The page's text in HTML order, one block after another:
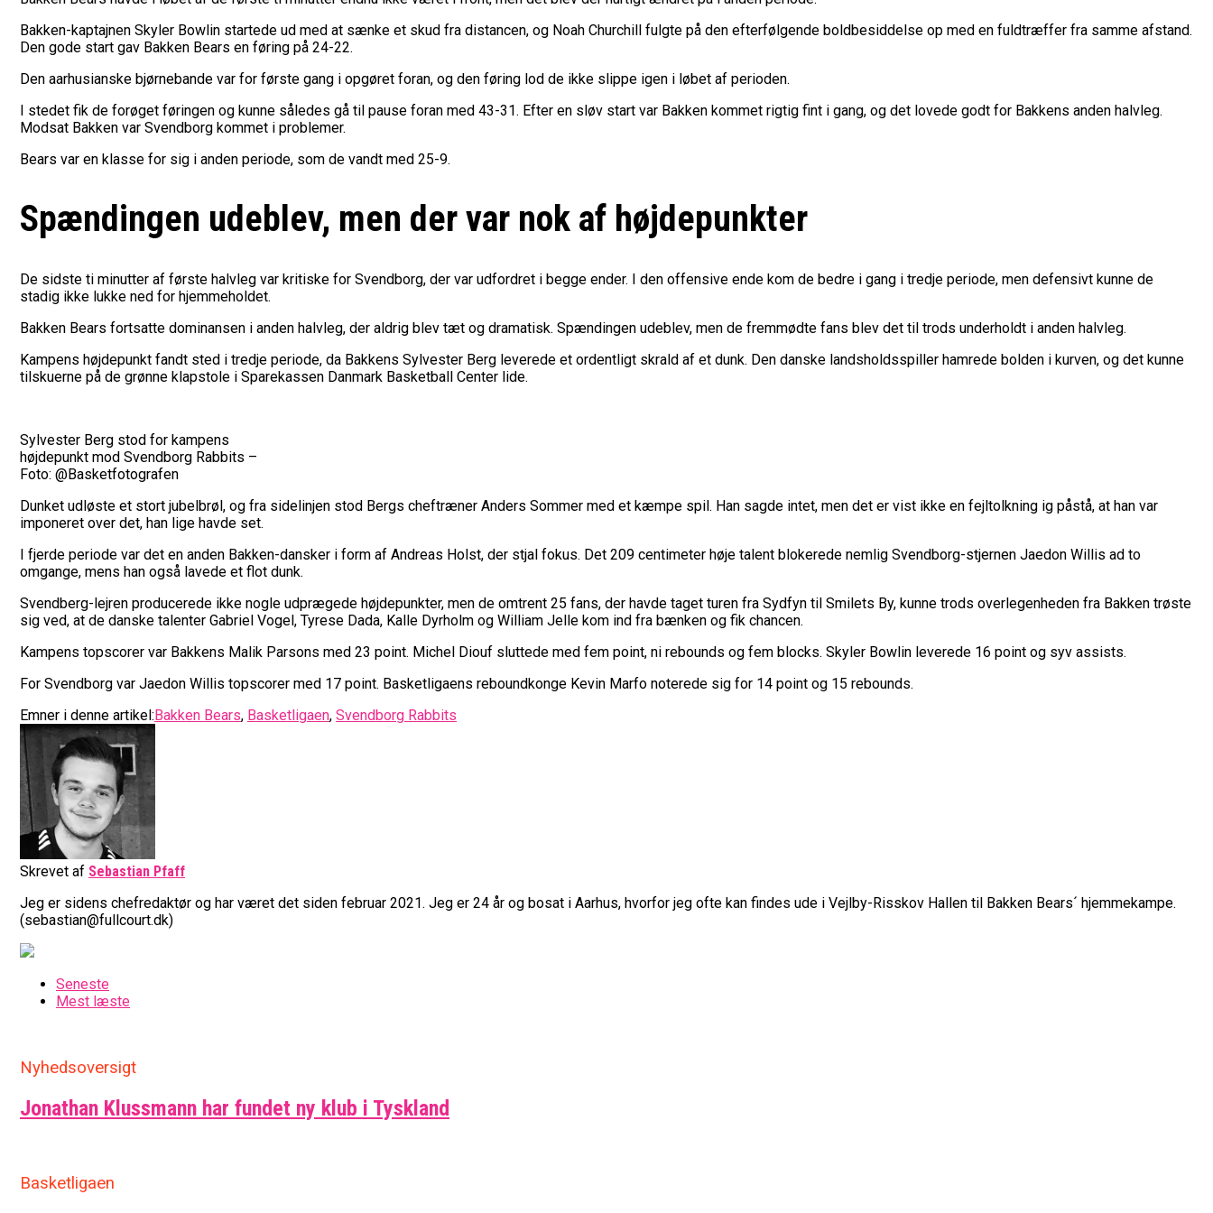
Bakken-kaptajnen Skyler Bowlin startede ud med at sænke et skud fra distancen, og Noah Churchill fulgte på den efterfølgende boldbesiddelse op med en fuldtræffer fra samme afstand.
Den gode start gav Bakken Bears en føring på 24-22.
Den aarhusianske bjørnebande var for første gang i opgøret foran, og den føring lod de ikke slippe igen i løbet af perioden.
I stedet fik de forøget føringen og kunne således gå til pause foran med 43-31. Efter en sløv start var Bakken kommet rigtig fint i gang, og det lovede godt for Bakkens anden halvleg.
Modsat Bakken var Svendborg kommet i problemer.
Bears var en klasse for sig i anden periode, som de vandt med 25-9.
Spændingen udeblev, men der var nok af højdepunkter
De sidste ti minutter af første halvleg var kritiske for Svendborg, der var udfordret i begge ender. I den offensive ende kom de bedre i gang i tredje periode, men defensivt kunne de
stadig ikke lukke ned for hjemmeholdet.
Bakken Bears fortsatte dominansen i anden halvleg, der aldrig blev tæt og dramatisk. Spændingen udeblev, men de fremmødte fans blev det til trods underholdt i anden halvleg.
Kampens højdepunkt fandt sted i tredje periode, da Bakkens Sylvester Berg leverede et ordentligt skrald af et dunk. Den danske landsholdsspiller hamrede bolden i kurven, og det kunne
tilskuerne på de grønne klapstole i Sparekassen Danmark Basketball Center lide.
Sylvester Berg stod for kampens
højdepunkt mod Svendborg Rabbits –
Foto: @Basketfotografen
Dunket udløste et stort jubelbrøl, og fra sidelinjen stod Bergs cheftræner Anders Sommer med et kæmpe spil. Han sagde intet, men det er vist ikke en fejltolkning ig påstå, at han var
imponeret over det, han lige havde set.
I fjerde periode var det en anden Bakken-dansker i form af Andreas Holst, der stjal fokus. Det 209 centimeter høje talent blokerede nemlig Svendborg-stjernen Jaedon Willis ad to
omgange, mens han også lavede et flot dunk.
Svendberg-lejren producerede ikke nogle udprægede højdepunkter, men de omtrent 25 fans, der havde taget turen fra Sydfyn til Smilets By, kunne trods overlegenheden fra Bakken trøste
sig ved, at de danske talenter Gabriel Vogel, Tyrese Dada, Kalle Dyrholm og William Jelle kom ind fra bænken og fik chancen.
Kampens topscorer var Bakkens Malik Parsons med 23 point. Michel Diouf sluttede med fem point, ni rebounds og fem blocks. Skyler Bowlin leverede 16 point og syv assists.
For Svendborg var Jaedon Willis topscorer med 17 point. Basketligaens reboundkonge Kevin Marfo noterede sig for 14 point og 15 rebounds.
Emner i denne artikel:Bakken Bears, Basketligaen, Svendborg Rabbits
Skrevet af Sebastian Pfaff
Jeg er sidens chefredaktør og har været det siden februar 2021. Jeg er 24 år og bosat i Aarhus, hvorfor jeg ofte kan findes ude i Vejlby-Risskov Hallen til Bakken Bears´ hjemmekampe.
(sebastian@fullcourt.dk)
Seneste
Mest læste
Nyhedsoversigt
Jonathan Klussmann har fundet ny klub i Tyskland
Basketligaen